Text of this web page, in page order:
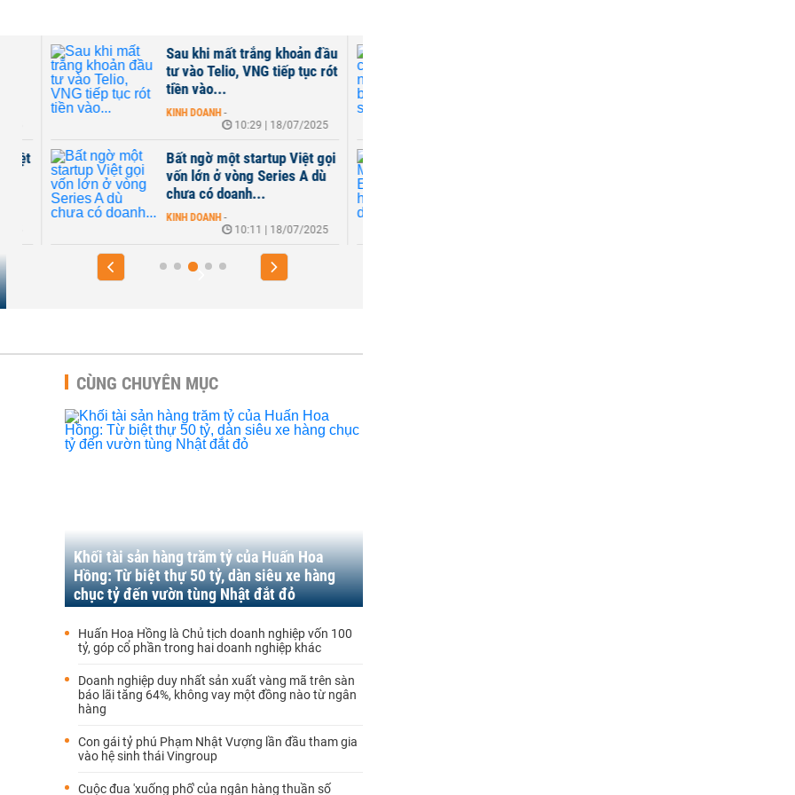
Sau khi mất trắng khoản đầu
tư vào Telio, VNG tiếp tục rót
tiền vào...
KINH DOANH -
10:29 | 18/07/2025
Bất ngờ một startup Việt gọi
vốn lớn ở vòng Series A dù
chưa có doanh...
KINH DOANH -
10:11 | 18/07/2025
CÙNG CHUYÊN MỤC
Khối tài sản hàng trăm tỷ của Huấn Hoa
Hồng: Từ biệt thự 50 tỷ, dàn siêu xe hàng
chục tỷ đến vườn tùng Nhật đắt đỏ
Huấn Hoa Hồng là Chủ tịch doanh nghiệp vốn 100
tỷ, góp cổ phần trong hai doanh nghiệp khác
Doanh nghiệp duy nhất sản xuất vàng mã trên sàn
báo lãi tăng 64%, không vay một đồng nào từ ngân
hàng
Con gái tỷ phú Phạm Nhật Vượng lần đầu tham gia
vào hệ sinh thái Vingroup
Cuộc đua 'xuống phố' của ngân hàng thuần số